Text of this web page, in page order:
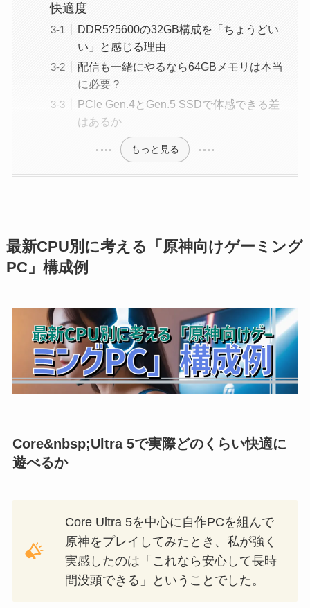
快適度
DDR5?5600の32GB構成を「ちょうどい
い」と感じる理由
配信も一緒にやるなら64GBメモリは本当
に必要？
PCIe Gen.4とGen.5 SSDで体感できる差
はあるか
もっと見る
最新CPU別に考える「原神向けゲーミング
PC」構成例
Core&nbsp;Ultra 5で実際どのくらい快適に
遊べるか
Core Ultra 5を中心に自作PCを組んで
原神をプレイしてみたとき、私が強く
実感したのは「これなら安心して長時
間没頭できる」ということでした。